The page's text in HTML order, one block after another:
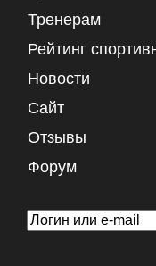
Тренерам
Рейтинг
Новости
Сайт
Отзывы
Форум